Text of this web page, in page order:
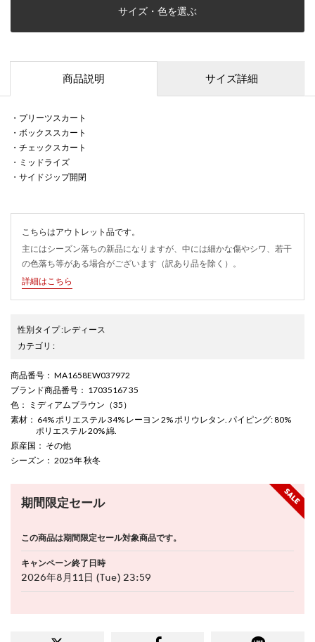
サイズ・色を選ぶ
商品説明 サイズ詳細
・プリーツスカート
・ボックススカート
・チェックスカート
・ミッドライズ
・サイドジップ開閉
こちらはアウトレット品です。
主にはシーズン落ちの新品になりますが、中には細かな傷やシワ、若干
の色落ち等がある場合がございます（訳あり品を除く）。
詳細はこちら
性別タイプ:レディース
カテゴリ :
商品番号 ： MA1658EW037972
ブランド商品番号 ： 17035167 35
色 ： ミディアムブラウン（35）
素材 ： 64% ポリエステル 34% レーヨン 2% ポリウレタン. パイピング: 80%
ポリエステル 20% 綿.
原産国 ： その他
シーズン ： 2025年 秋冬
期間限定セール
この商品は期間限定セール対象商品です。
キャンペーン終了日時
2026年8月11日 (Tue) 23:59